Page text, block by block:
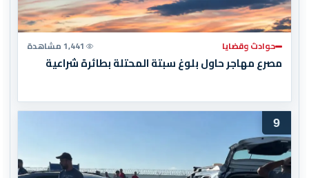
حوادث وقضايا 1,441 مشاهدة
مصرع مهاجر حاول بلوغ سبتة المحتلة بطائرة شراعية
9